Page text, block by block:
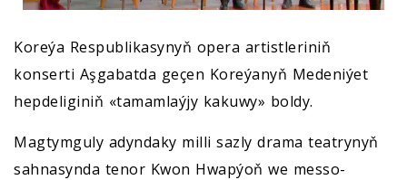
Koreýa Respublikasynyň opera artistleriniň
konserti Aşgabatda geçen Koreýanyň Medeniýet
hepdeliginiň «tamamlaýjy kakuwy» boldy.
Magtymguly adyndaky milli sazly drama teatrynyň
sahnasynda tenor Kwon Hwapýoň we messo-